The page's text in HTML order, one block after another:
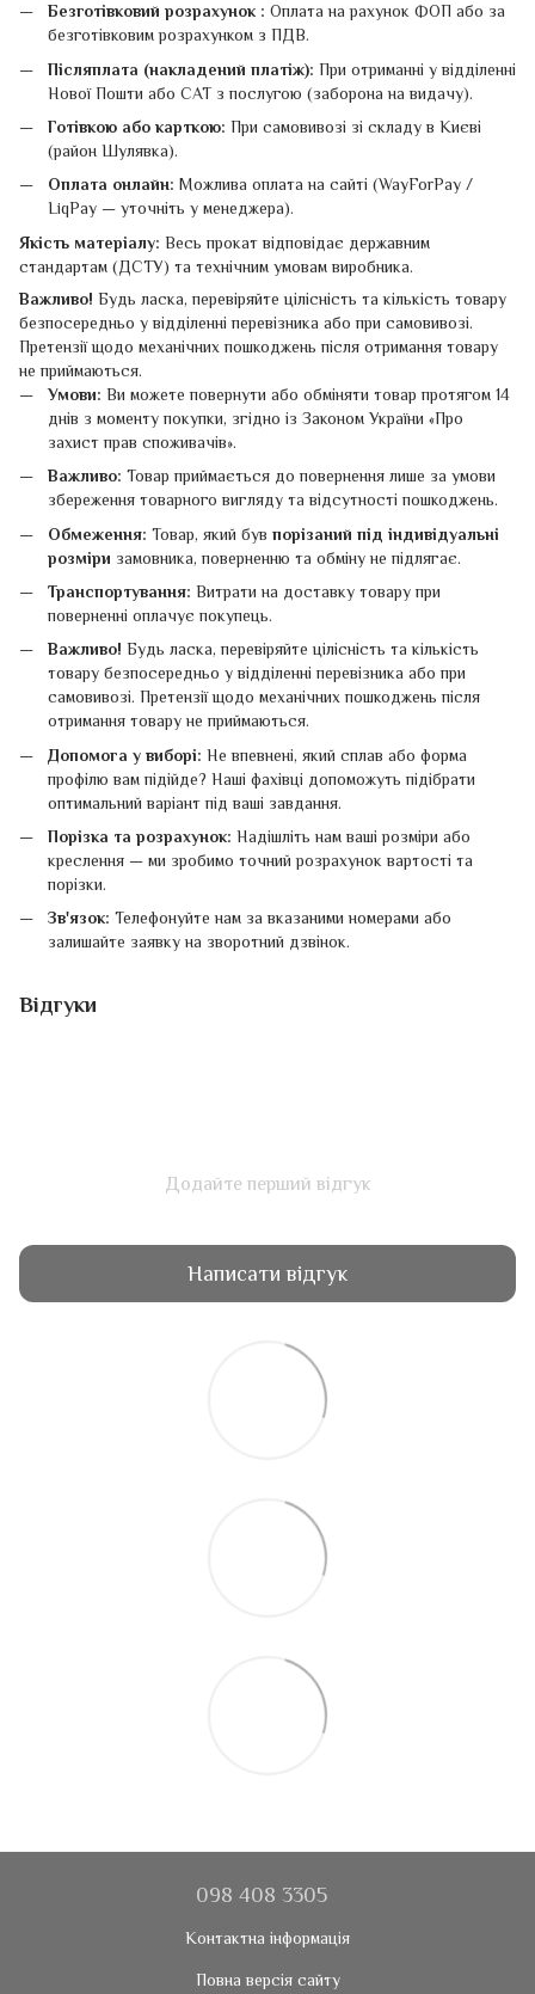
Безготівковий розрахунок : Оплата на рахунок ФОП або за
безготівковим розрахунком з ПДВ.
Післяплата (накладений платіж): При отриманні у відділенні
Нової Пошти або САТ з послугою (заборона на видачу).
Готівкою або карткою: При самовивозі зі складу в Києві
(район Шулявка).
Оплата онлайн: Можлива оплата на сайті (WayForPay /
LiqPay — уточніть у менеджера).
Якість матеріалу: Весь прокат відповідає державним
стандартам (ДСТУ) та технічним умовам виробника.
Важливо! Будь ласка, перевіряйте цілісність та кількість товару
безпосередньо у відділенні перевізника або при самовивозі.
Претензії щодо механічних пошкоджень після отримання товару
не приймаються.
Умови: Ви можете повернути або обміняти товар протягом 14
днів з моменту покупки, згідно із Законом України «Про
захист прав споживачів».
Важливо: Товар приймається до повернення лише за умови
збереження товарного вигляду та відсутності пошкоджень.
Обмеження: Товар, який був порізаний під індивідуальні
розміри замовника, поверненню та обміну не підлягає.
Транспортування: Витрати на доставку товару при
поверненні оплачує покупець.
Важливо! Будь ласка, перевіряйте цілісність та кількість
товару безпосередньо у відділенні перевізника або при
самовивозі. Претензії щодо механічних пошкоджень після
отримання товару не приймаються.
Допомога у виборі: Не впевнені, який сплав або форма
профілю вам підійде? Наші фахівці допоможуть підібрати
оптимальний варіант під ваші завдання.
Порізка та розрахунок: Надішліть нам ваші розміри або
креслення — ми зробимо точний розрахунок вартості та
порізки.
Зв'язок: Телефонуйте нам за вказаними номерами або
залишайте заявку на зворотний дзвінок.
Відгуки
Додайте перший відгук
Написати відгук
098 408 3305
Контактна інформація
Повна версія сайту